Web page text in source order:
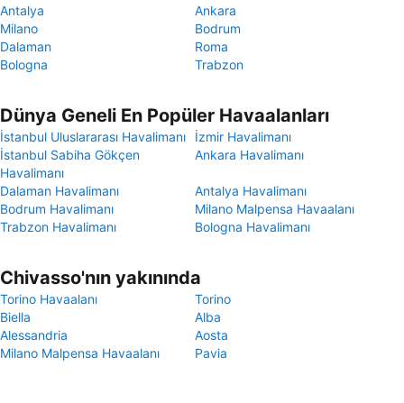
Antalya
Ankara
Milano
Bodrum
Dalaman
Roma
Bologna
Trabzon
Dünya Geneli En Popüler Havaalanları
İstanbul Uluslararası Havalimanı
İzmir Havalimanı
İstanbul Sabiha Gökçen
Havalimanı
Ankara Havalimanı
Dalaman Havalimanı
Antalya Havalimanı
Bodrum Havalimanı
Milano Malpensa Havaalanı
Trabzon Havalimanı
Bologna Havalimanı
Chivasso'nın yakınında
Torino Havaalanı
Torino
Biella
Alba
Alessandria
Aosta
Milano Malpensa Havaalanı
Pavia